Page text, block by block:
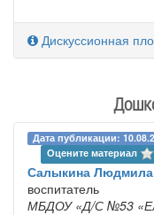
Дискуссионная
Дата публикации:
Оцените материал
Салыкина
воспитатель
МБДОУ «Д/С №53